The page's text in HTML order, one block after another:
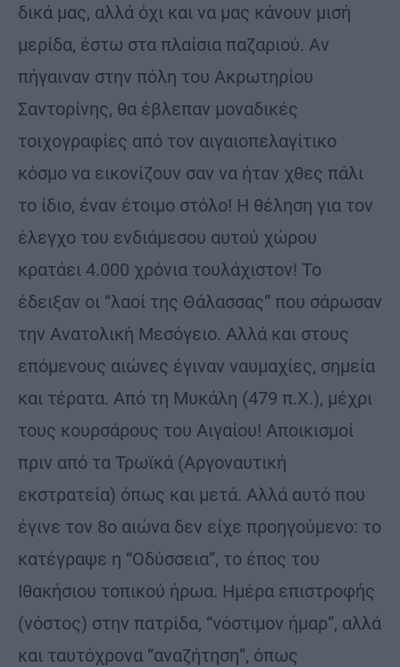
δικά μας, αλλά όχι και να μας κάνουν μισή
μερίδα, έστω στα πλαίσια παζαριού. Αν
πήγαιναν στην πόλη του Ακρωτηρίου
Σαντορίνης, θα έβλεπαν μοναδικές
τοιχογραφίες από τον αιγαιοπελαγίτικο
κόσμο να εικονίζουν σαν να ήταν χθες πάλι
το ίδιο, έναν έτοιμο στόλο! Η θέληση για τον
έλεγχο του ενδιάμεσου αυτού χώρου
κρατάει 4.000 χρόνια τουλάχιστον! Το
έδειξαν οι “λαοί της Θάλασσας” που σάρωσαν
την Ανατολική Μεσόγειο. Αλλά και στους
επόμενους αιώνες έγιναν ναυμαχίες, σημεία
και τέρατα. Από τη Μυκάλη (479 π.Χ.), μέχρι
τους κουρσάρους του Αιγαίου! Αποικισμοί
πριν από τα Τρωϊκά (Αργοναυτική
εκστρατεία) όπως και μετά. Αλλά αυτό που
έγινε τον 8ο αιώνα δεν είχε προηγούμενο: το
κατέγραψε η “Οδύσσεια”, το έπος του
Ιθακήσιου τοπικού ήρωα. Ημέρα επιστροφής
(νόστος) στην πατρίδα, “νόστιμον ήμαρ”, αλλά
και ταυτόχρονα “αναζήτηση”, όπως